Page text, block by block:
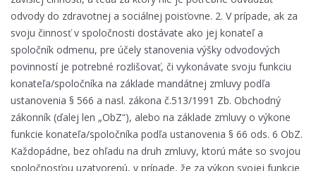
odvody do zdravotnej a sociálnej poisťovne. 2. V prípade, ak za
svoju činnosť v spoločnosti dostávate ako jej konateľ a
spoločník odmenu, pre účely stanovenia výšky odvodových
povinností je potrebné rozlišovať, či vykonávate svoju funkciu
konateľa/spoločníka na základe mandátnej zmluvy podľa
ustanovenia § 566 a nasl. zákona č.513/1991 Zb. Obchodný
zákonník (ďalej len „ObZ“), alebo na základe zmluvy o výkone
funkcie konateľa/spoločníka podľa ustanovenia § 66 ods. 6 ObZ.
Každopádne, bez ohľadu na druh zmluvy, ktorú máte so svojou
spoločnosťou uzatvorenú, v prípade, že za výkon svojej funkcie